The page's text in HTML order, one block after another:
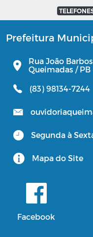
Prefeitura
Rua João
Queimadas / PB
(83) 98134-7244
Segunda à
Mapa do Site
Facebook